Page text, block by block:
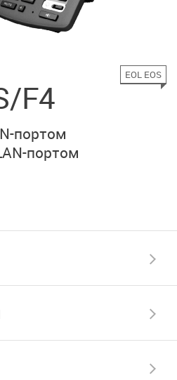
F4
EOL EOS
портом
портом